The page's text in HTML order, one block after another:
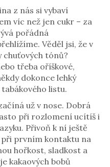
z nás si vybaví
víc než jen cukr – za
pořádná
Věděl jsi, že v
chuťových tónů?
třeba oříškové,
dokonce lehký
listu.
už v nose. Dobrá
při rozlomení ucítíš i
Přivoň k ní ještě
prvním kontaktu na
hořkost, sladkost a
kakaových bobů